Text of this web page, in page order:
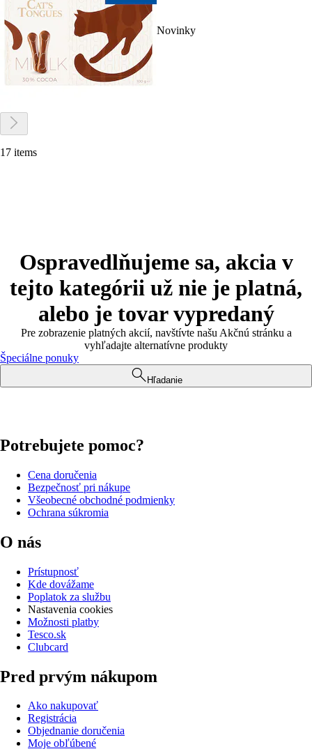
Novinky
17 items
Ospravedlňujeme sa, akcia v
tejto kategórii už nie je platná,
alebo je tovar vypredaný
Pre zobrazenie platných akcií, navštívte našu Akčnú stránku a
vyhľadajte alternatívne produkty
Špeciálne ponuky
Hľadanie
Potrebujete pomoc?
Cena doručenia
Bezpečnosť pri nákupe
Všeobecné obchodné podmienky
Ochrana súkromia
O nás
Prístupnosť
Kde dovážame
Poplatok za službu
Nastavenia cookies
Možnosti platby
Tesco.sk
Clubcard
Pred prvým nákupom
Ako nakupovať
Registrácia
Objednanie doručenia
Moje obľúbené